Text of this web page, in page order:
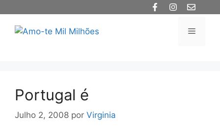
Menu
Portugal é
Julho 2, 2008 por Virginia